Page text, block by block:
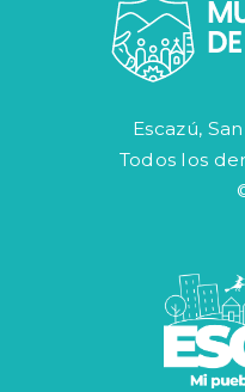
Escazú,
Todos los